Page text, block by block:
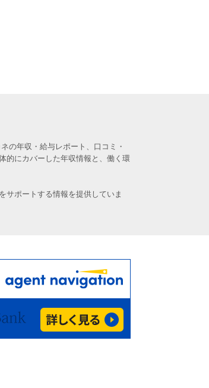
の年収・給与レポート、口コミ・
的にカバーした年収情報と、働く環
サポートする情報を提供していま